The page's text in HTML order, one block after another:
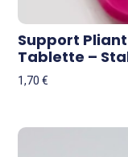
Support
Tablette –
1,70€